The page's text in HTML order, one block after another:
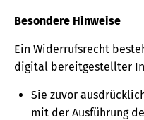
Besondere Hinweise
Ein Widerrufsrecht
digital bereitgestellter
Sie zuvor
mit der Ausführung